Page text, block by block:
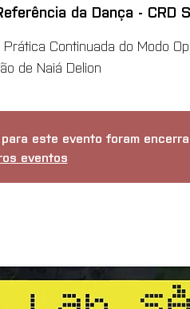
da Dança - CRD
Continuada do Modo
de Naiá Delion
este evento foram
eventos